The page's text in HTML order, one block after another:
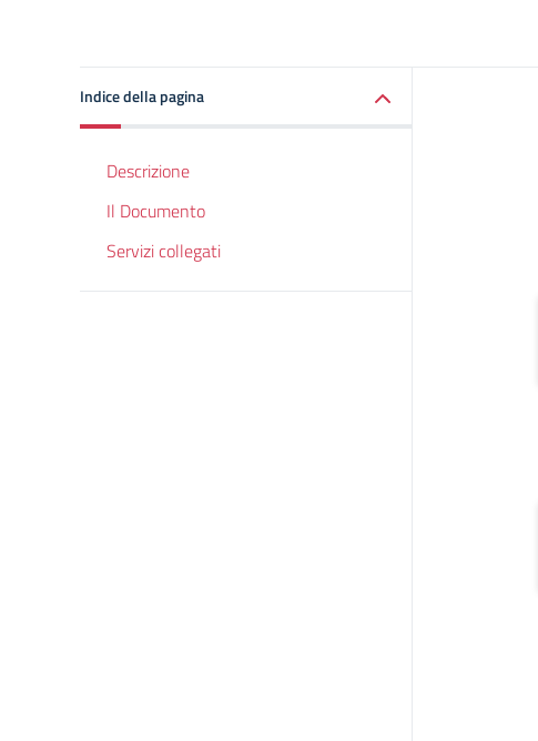
Indice della pagina
Descrizione
Il Documento
Servizi collegati